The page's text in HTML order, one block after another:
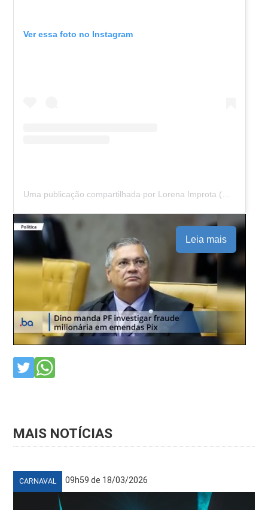
Ver essa foto no Instagram
Uma publicação compartilhada por Lorena Improta (@loreimprota)
Leia mais
MAIS NOTÍCIAS
CARNAVAL 09h59 de 18/03/2026